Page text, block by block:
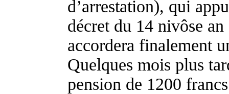
d’arrestation), qui
décret du 14 nivôse
accordera finalement
Quelques mois plus
pension de 1200